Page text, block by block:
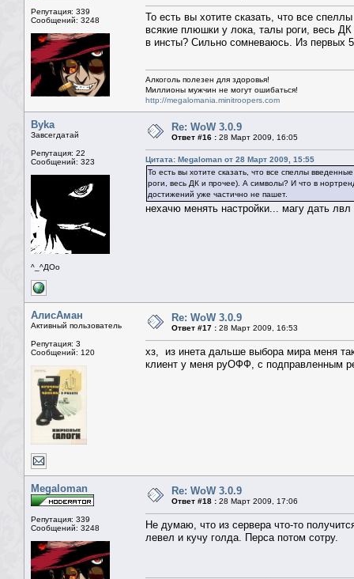
Репутация: 339
Сообщений: 3248
То есть вы хотите сказать, что все
всякие плюшки у лока, талы роги, весь
в инсты? Сильно сомневаюсь. Из первых
Алкоголь полезен для здоровья!
Миллионы мужчин не могут ошибаться!
http://megalomania.minitroopers.com
Byka
Завсегдатай
Репутация: 22
Сообщений: 323
^_^ДОо
Re: WoW 3.0.9
Ответ #16 : 28 Март 2009, 16:05
Цитата: Megaloman от 28 Март 2009, 15:55
То есть вы хотите сказать, что все спеллы
роги, весь ДК и прочее). А символы? И что в
достижений уже частично не пашет.
нехачю менять настройки... магу дать
АлисАман
Активный пользователь
Репутация: 3
Сообщений: 120
Re: WoW 3.0.9
Ответ #17 : 28 Март 2009, 16:53
хз, из инета дальше выбора мира меня
клиент у меня руОФФ, с подправленным
Megaloman
Репутация: 339
Сообщений: 3248
Re: WoW 3.0.9
Ответ #18 : 28 Март 2009, 17:06
Не думаю, что из сервера что-то
левел и кучу голда. Перса потом сотру.